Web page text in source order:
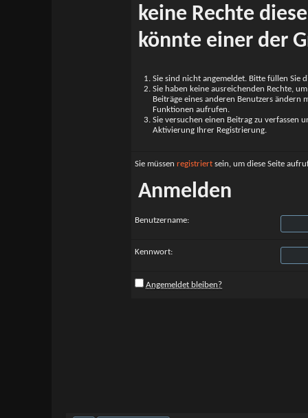
keine Rechte
könnte einer der
Sie sind nicht angemeldet. Bitte füllen Sie
Sie haben keine ausreichenden Rechte,
Beiträge eines anderen Benutzers
Funktionen aufrufen.
Sie versuchen einen Beitrag zu verfassen
Aktivierung Ihrer Registrierung.
Sie müssen registriert sein, um diese Seite
Anmelden
Benutzername:
Kennwort:
Angemeldet bleiben?